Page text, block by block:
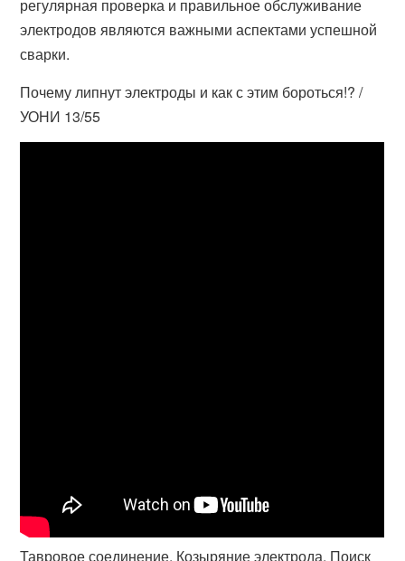
регулярная проверка и правильное обслуживание
электродов являются важными аспектами успешной
сварки.
Почему липнут электроды и как с этим бороться!? /
УОНИ 13/55
Тавровое соединение. Козыряние электрода. Поиск